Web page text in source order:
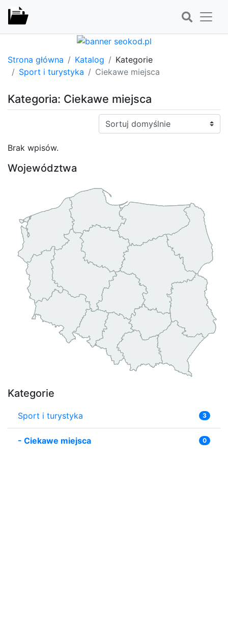
Strona główna Katalog
Kategorie
Sport i turystyka
Ciekawe miejsca
Kategoria: Ciekawe miejsca
Sortuj:
Brak wpisów.
Województwa
Kategorie
Sport i turystyka 3
- Ciekawe miejsca 0